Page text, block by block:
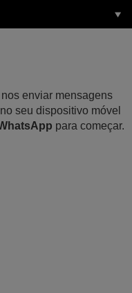
enviar mensagens
seu dispositivo móvel
para começar.